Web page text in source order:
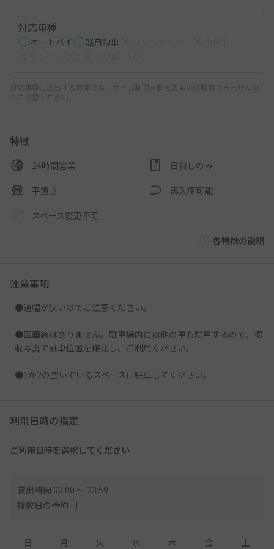
対応車種
オートバイ 軽自動車
対応車種に該当する車両でも、サイズ制限を超えるものは駐車できませんの
でご注意ください。
特徴
24時間営業 日貸しのみ
平置き 再入庫可能
スペース変更不可
各特徴の説明
注意事項
●道幅が狭いのでご注意ください。
●区画線はありません。駐車場内には他の車も駐車するので、掲
載写真で駐車位置を確認し、ご利用ください。
●1か2の空いているスペースに駐車してください。
利用日時の指定
ご利用日時を選択してください
貸出時間 00:00 〜 23:59
複数日の予約 可
日 月 火 水 木 金 土